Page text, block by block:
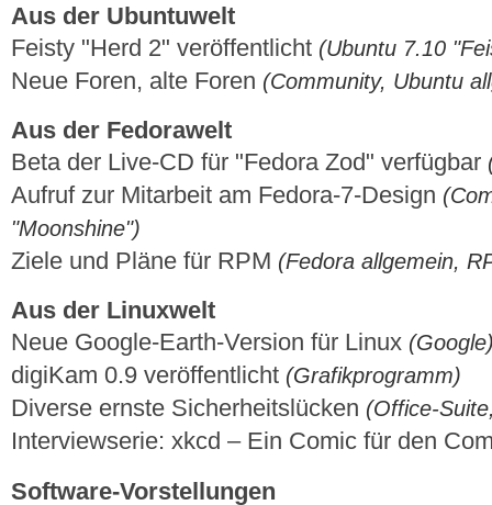
Aus der Ubuntuwelt
Feisty "Herd 2" veröffentlicht (Ubuntu 7.10
Neue Foren, alte Foren (Community, Ubuntu
Aus der Fedorawelt
Beta der Live-CD für "Fedora Zod" verfügbar
Aufruf zur Mitarbeit am Fedora-7-Design
"Moonshine")
Ziele und Pläne für RPM (Fedora allgemein,
Aus der Linuxwelt
Neue Google-Earth-Version für Linux
digiKam 0.9 veröffentlicht (Grafikprogramm)
Diverse ernste Sicherheitslücken (Office-
Interviewserie: xkcd – Ein Comic für den
Software-Vorstellungen